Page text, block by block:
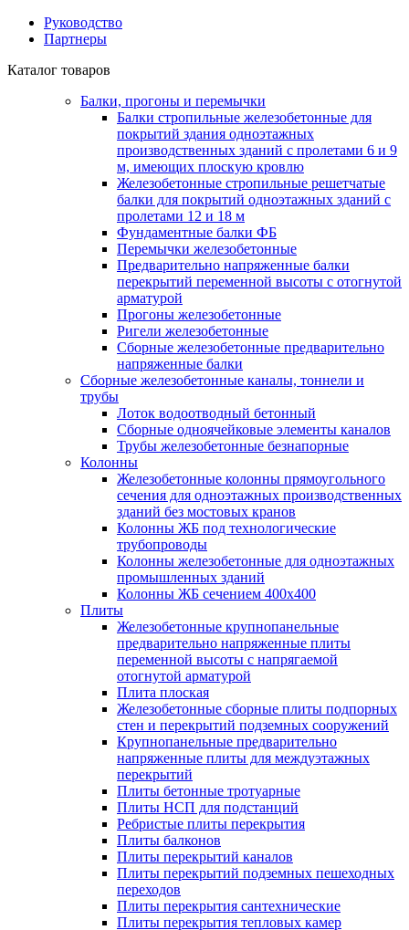
Руководство
Партнеры
Каталог товаров
Балки, прогоны и перемычки
Балки стропильные железобетонные для
покрытий здания одноэтажных
производственных зданий с пролетами 6 и 9
м, имеющих плоскую кровлю
Железобетонные стропильные решетчатые
балки для покрытий одноэтажных зданий с
пролетами 12 и 18 м
Фундаментные балки ФБ
Перемычки железобетонные
Предварительно напряженные балки
перекрытий переменной высоты с отогнутой
арматурой
Прогоны железобетонные
Ригели железобетонные
Сборные железобетонные предварительно
напряженные балки
Сборные железобетонные каналы, тоннели и
трубы
Лоток водоотводный бетонный
Сборные одноячейковые элементы каналов
Трубы железобетонные безнапорные
Колонны
Железобетонные колонны прямоугольного
сечения для одноэтажных производственных
зданий без мостовых кранов
Колонны ЖБ под технологические
трубопроводы
Колонны железобетонные для одноэтажных
промышленных зданий
Колонны ЖБ сечением 400х400
Плиты
Железобетонные крупнопанельные
предварительно напряженные плиты
переменной высоты с напрягаемой
отогнутой арматурой
Плита плоская
Железобетонные сборные плиты подпорных
стен и перекрытий подземных сооружений
Крупнопанельные предварительно
напряженные плиты для междуэтажных
перекрытий
Плиты бетонные тротуарные
Плиты НСП для подстанций
Ребристые плиты перекрытия
Плиты балконов
Плиты перекрытий каналов
Плиты перекрытий подземных пешеходных
переходов
Плиты перекрытия сантехнические
Плиты перекрытия тепловых камер